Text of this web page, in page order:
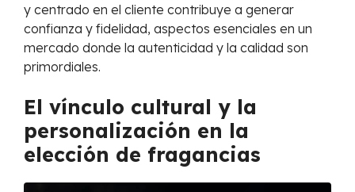
y centrado en el cliente contribuye a generar
confianza y fidelidad, aspectos esenciales en un
mercado donde la autenticidad y la calidad son
primordiales.
El vínculo cultural y la
personalización en la
elección de fragancias